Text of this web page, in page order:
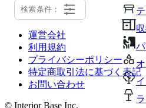
検索条件：
運営会社
利用規約
プライバシーポリシー
特定商取引法に基づく表記
お問い合わせ
© Interior Base Inc.